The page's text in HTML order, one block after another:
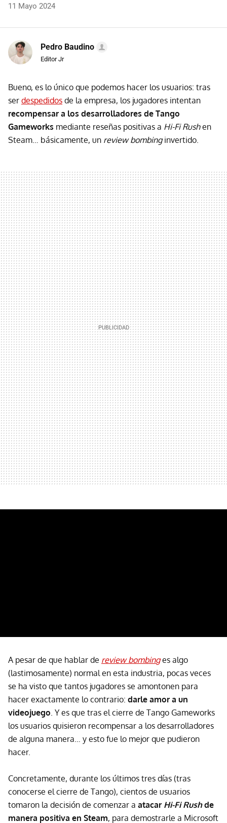
11 Mayo 2024
Pedro Baudino
Editor Jr
Bueno, es lo único que podemos hacer los usuarios: tras
ser despedidos de la empresa, los jugadores intentan
recompensar a los desarrolladores de Tango
Gameworks mediante reseñas positivas a Hi-Fi Rushen
Steam… básicamente, un review bombinginvertido.
A pesar de que hablar de review bombinges algo
(lastimosamente) normal en esta industria, pocas veces
se ha visto que tantos jugadores se amontonen para
hacer exactamente lo contrario: darle amor a un
videojuego. Y es que tras el cierre de Tango Gameworks
los usuarios quisieron recompensar a los desarrolladores
de alguna manera… y esto fue lo mejor que pudieron
hacer.
Concretamente, durante los últimos tres días (tras
conocerse el cierre de Tango), cientos de usuarios
tomaron la decisión de comenzar a atacar Hi-Fi Rushde
manera positiva en Steam, para demostrarle a Microsoft